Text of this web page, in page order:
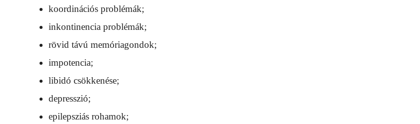
koordinációs problémák;
inkontinencia problémák;
rövid távú memóriagondok;
impotencia;
libidó csökkenése;
depresszió;
epilepsziás rohamok;